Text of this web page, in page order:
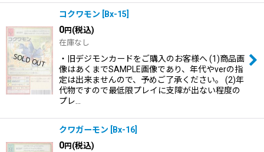
コクワモン Bx-15
0円(税込)
在庫なし
・旧デジモンカードをご購入のお客様へ (1)商品画
像はあくまでSAMPLE画像であり、年代やverの指
定は出来ませんので、予めご了承ください。 (2)年
代物ですので最低限プレイに支障が出ない程度の
プレ…
クワガーモン Bx-16
0円(税込)